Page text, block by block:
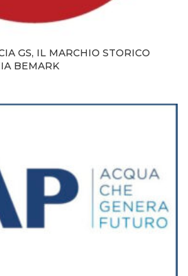
GS, IL MARCHIO STORICO
BEMARK